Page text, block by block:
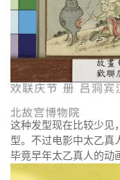
这种发型现在比较少见
型。不过电影中太乙真
毕竟早年太乙真人的动